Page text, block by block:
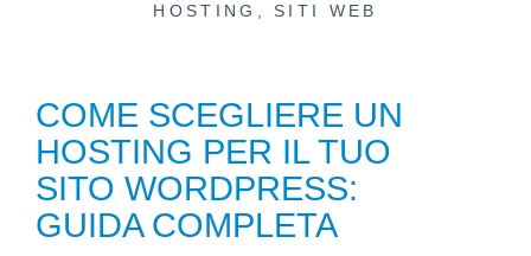
HOSTING SITI WEB
COME SCEGLIERE UN
HOSTING PER IL TUO
SITO WORDPRESS:
GUIDA COMPLETA